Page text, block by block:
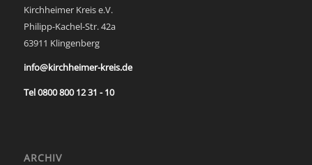
Kirchheimer Kreis e.V.
Philipp-Kachel-Str. 42a
63911 Klingenberg
info@kirchheimer-kreis.de
Tel 0800 800 12 31 - 10
ARCHIV